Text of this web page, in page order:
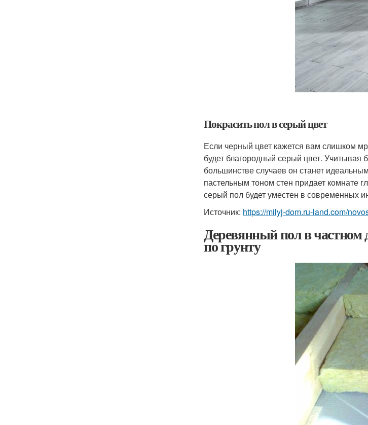
Покрасить пол в серый цвет
Если черный цвет кажется вам слишком
будет благородный серый цвет. Учитывая
большинстве случаев он станет
пастельным тоном стен придает комнате
серый пол будет уместен в современных
Источник: https://milyj-dom.ru-land.com/
Деревянный пол в частном
по грунту